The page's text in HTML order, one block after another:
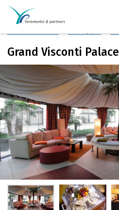
Италия
Grand Visconti Palace